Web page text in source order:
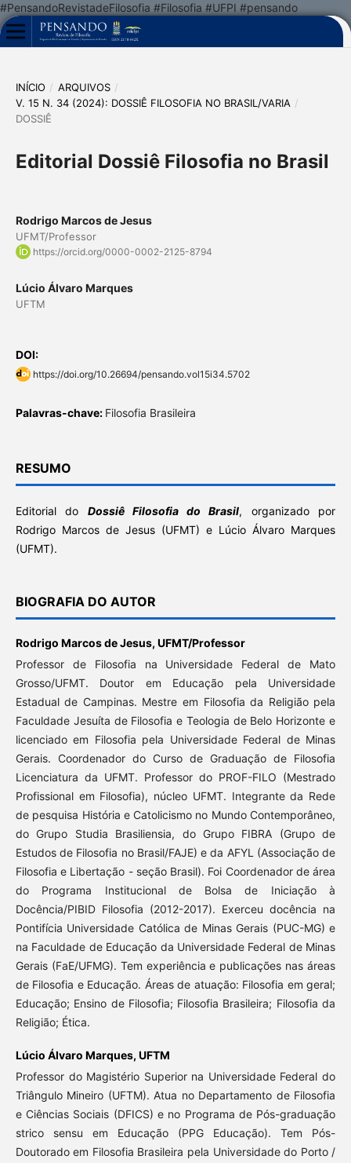
#PensandoRevistadeFilosofia #Filosofia #UFPI #pensando
INÍCIO / ARQUIVOS /
V. 15 N. 34 (2024): DOSSIÊ FILOSOFIA NO BRASIL/VARIA /
DOSSIÊ
Editorial Dossiê Filosofia no Brasil
Rodrigo Marcos de Jesus
UFMT/Professor
https://orcid.org/0000-0002-2125-8794
Lúcio Álvaro Marques
UFTM
DOI:
https://doi.org/10.26694/pensando.vol15i34.5702
Palavras-chave: Filosofia Brasileira
RESUMO
Editorial do Dossiê Filosofia do Brasil, organizado por
Rodrigo Marcos de Jesus (UFMT) e Lúcio Álvaro Marques
(UFMT).
BIOGRAFIA DO AUTOR
Rodrigo Marcos de Jesus, UFMT/Professor
Professor de Filosofia na Universidade Federal de Mato
Grosso/UFMT. Doutor em Educação pela Universidade
Estadual de Campinas. Mestre em Filosofia da Religião pela
Faculdade Jesuíta de Filosofia e Teologia de Belo Horizonte e
licenciado em Filosofia pela Universidade Federal de Minas
Gerais. Coordenador do Curso de Graduação de Filosofia
Licenciatura da UFMT. Professor do PROF-FILO (Mestrado
Profissional em Filosofia), núcleo UFMT. Integrante da Rede
de pesquisa História e Catolicismo no Mundo Contemporâneo,
do Grupo Studia Brasiliensia, do Grupo FIBRA (Grupo de
Estudos de Filosofia no Brasil/FAJE) e da AFYL (Associação de
Filosofia e Libertação - seção Brasil). Foi Coordenador de área
do Programa Institucional de Bolsa de Iniciação à
Docência/PIBID Filosofia (2012-2017). Exerceu docência na
Pontifícia Universidade Católica de Minas Gerais (PUC-MG) e
na Faculdade de Educação da Universidade Federal de Minas
Gerais (FaE/UFMG). Tem experiência e publicações nas áreas
de Filosofia e Educação. Áreas de atuação: Filosofia em geral;
Educação; Ensino de Filosofia; Filosofia Brasileira; Filosofia da
Religião; Ética.
Lúcio Álvaro Marques, UFTM
Professor do Magistério Superior na Universidade Federal do
Triângulo Mineiro (UFTM). Atua no Departamento de Filosofia
e Ciências Sociais (DFICS) e no Programa de Pós-graduação
strico sensu em Educação (PPG Educação). Tem Pós-
Doutorado em Filosofia Brasileira pela Universidade do Porto /